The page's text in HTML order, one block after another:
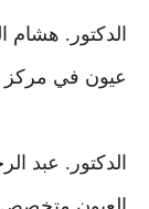
الدكتور . هشام
عيون في مركز
الدكتور . عبد